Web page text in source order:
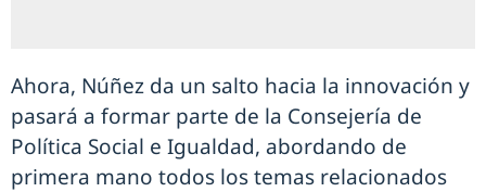
Ahora, Núñez da un salto hacia la innovación y
pasará a formar parte de la Consejería de
Política Social e Igualdad, abordando de
primera mano todos los temas relacionados